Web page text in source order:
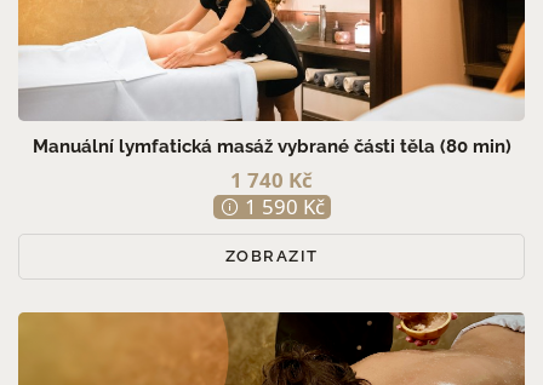
Manuální lymfatická masáž vybrané části těla (80 min)
1 740 Kč
1 590 Kč
ZOBRAZIT